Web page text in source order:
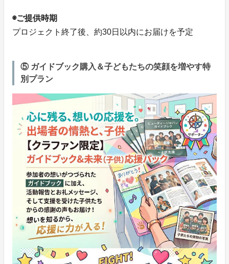
◉ご提供時期
プロジェクト終了後、約30日以内にお届けを予定
⑤ ガイドブック購入＆子どもたちの笑顔を増やす特
別プラン